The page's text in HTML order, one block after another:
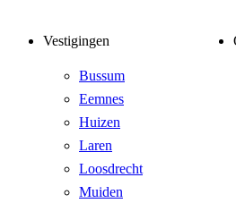
Vestigingen
Bussum
Eemnes
Huizen
Laren
Loosdrecht
Muiden